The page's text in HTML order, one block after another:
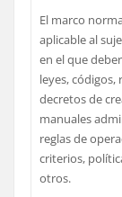
El marco
aplicable al
en el que
leyes, códigos,
decretos de
manuales
reglas de
criterios,
otros.